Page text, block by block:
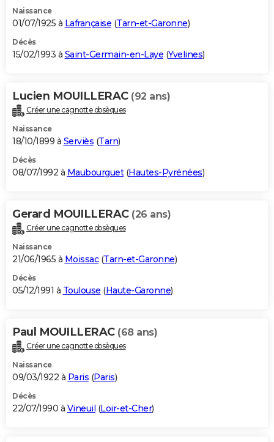
Naissance
01/07/1925 à Lafrançaise (Tarn-et-Garonne)
Décès
15/02/1993 à Saint-Germain-en-Laye (Yvelines)
Lucien MOUILLERAC (92 ans)
Créer une cagnotte obsèques
Naissance
18/10/1899 à Serviès (Tarn)
Décès
08/07/1992 à Maubourguet(Hautes-Pyrénées)
Gerard MOUILLERAC (26 ans)
Créer une cagnotte obsèques
Naissance
21/06/1965 à Moissac(Tarn-et-Garonne)
Décès
05/12/1991 à Toulouse (Haute-Garonne)
Paul MOUILLERAC (68 ans)
Créer une cagnotte obsèques
Naissance
09/03/1922 à Paris (Paris)
Décès
22/07/1990 à Vineuil (Loir-et-Cher)